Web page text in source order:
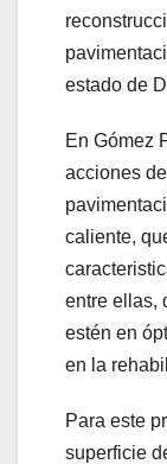
estado de
En Gómez
acciones
caliente,
entre ellas,
estén en
en la
Para este
superficie